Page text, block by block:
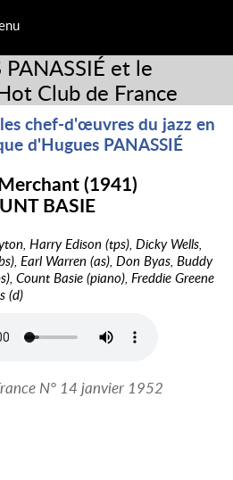
et le
Club de France
chef-d'œuvres du jazz en
d'Hugues PANASSIÉ
(1941)
BASIE
Harry Edison (tps), Dicky Wells,
Earl Warren (as), Don Byas, Buddy
Count Basie (piano), Freddie Greene
(d)
N° 14 janvier 1952